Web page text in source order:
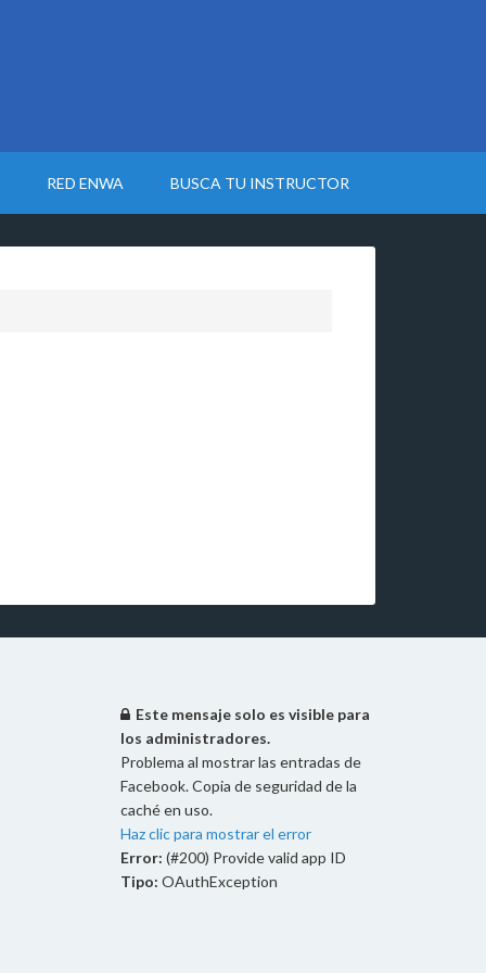
RED ENWA BUSCA TU INSTRUCTOR
Este mensaje solo es visible para
los administradores.
Problema al mostrar las entradas de
Facebook. Copia de seguridad de la
caché en uso.
Haz clic para mostrar el error
Error: (#200) Provide valid app ID
Tipo: OAuthException